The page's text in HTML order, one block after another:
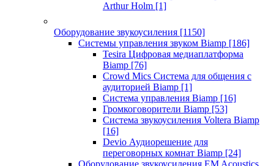
Arthur Holm [1]
Оборудование звукоусиления [1150]
Системы управления звуком Biamp [186]
Tesira Цифровая медиаплатформа
Biamp [76]
Crowd Mics Система для общения с
аудиторией Biamp [1]
Система управления Biamp [16]
Громкоговорители Biamp [53]
Система звукоусиления Voltera Biamp
[16]
Devio Аудиорешение для
переговорных комнат Biamp [24]
Оборудование звукоусиления EM Acoustics